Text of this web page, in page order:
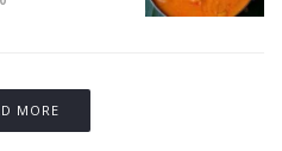
MORE